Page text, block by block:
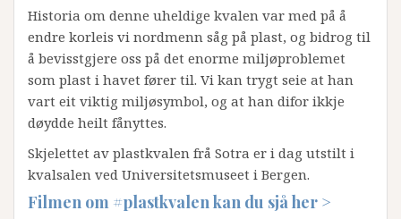
Historia om denne uheldige kvalen var med på å
endre korleis vi nordmenn såg på plast, og bidrog til
å bevisstgjere oss på det enorme miljøproblemet
som plast i havet fører til. Vi kan trygt seie at han
vart eit viktig miljøsymbol, og at han difor ikkje
døydde heilt fånyttes.
Skjelettet av plastkvalen frå Sotra er i dag utstilt i
kvalsalen ved Universitetsmuseet i Bergen.
Filmen om #plastkvalen kan du sjå her >